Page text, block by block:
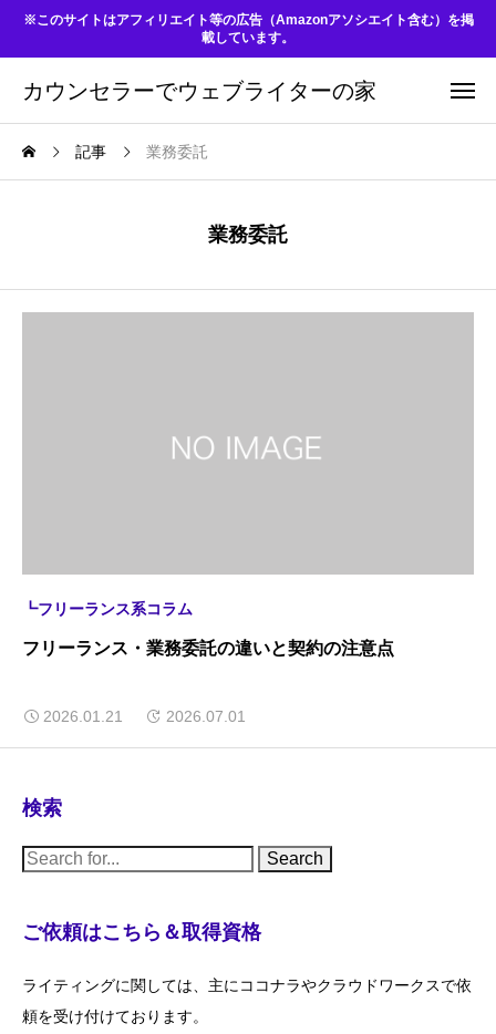
※このサイトはアフィリエイト等の広告（Amazonアソシエイト含む）を掲
載しています。
カウンセラーでウェブライターの家
記事 業務委託
業務委託
┗フリーランス系コラム
フリーランス・業務委託の違いと契約の注意点
2026.01.21 2026.07.01
検索
S
e
c
h
o
:
ご依頼はこちら＆取得資格
ライティングに関しては、主にココナラやクラウドワークスで依
頼を受け付けております。